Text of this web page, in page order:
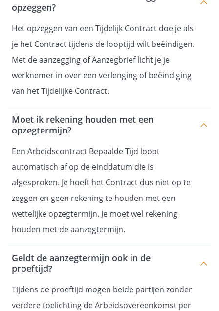
opzeggen?
Het opzeggen van een Tijdelijk Contract doe je als
je het Contract tijdens de looptijd wilt beëindigen.
Met de aanzegging of Aanzegbrief licht je je
werknemer in over een verlenging of beëindiging
van het Tijdelijke Contract.
Moet ik rekening houden met een
opzegtermijn?
Een Arbeidscontract Bepaalde Tijd loopt
automatisch af op de einddatum die is
afgesproken. Je hoeft het Contract dus niet op te
zeggen en geen rekening te houden met een
wettelijke opzegtermijn. Je moet wel rekening
houden met de aanzegtermijn.
Geldt de aanzegtermijn ook in de
proeftijd?
Tijdens de proeftijd mogen beide partijen zonder
verdere toelichting de Arbeidsovereenkomst per